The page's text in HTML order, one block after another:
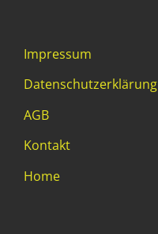
Impressum
Datenschutzerklärung
AGB
Kontakt
Home